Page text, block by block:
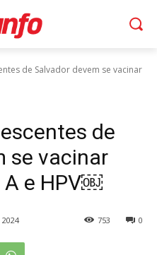
de Salvador devem se vacinar
de
se vacinar
e HPV￼
0
753